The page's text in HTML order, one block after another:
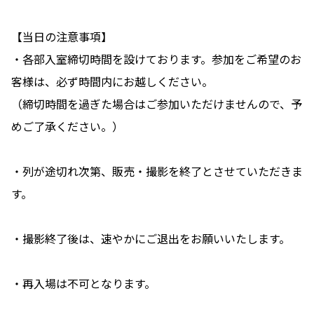
【当日の注意事項】
・各部入室締切時間を設けております。参加をご希望のお
客様は、必ず時間内にお越しください。
（締切時間を過ぎた場合はご参加いただけませんので、予
めご了承ください。）
・列が途切れ次第、販売・撮影を終了とさせていただきま
す。
・撮影終了後は、速やかにご退出をお願いいたします。
・再入場は不可となります。